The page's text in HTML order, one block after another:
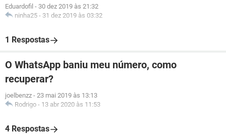
Eduardofil - 30 dez 2019 às 21:32
ninha25 - 31 dez 2019 às 03:32
1 Respostas
O WhatsApp baniu meu número, como
recuperar?
joelbenzz - 23 mai 2019 às 13:13
Rodrigo - 13 abr 2020 às 11:53
4 Respostas